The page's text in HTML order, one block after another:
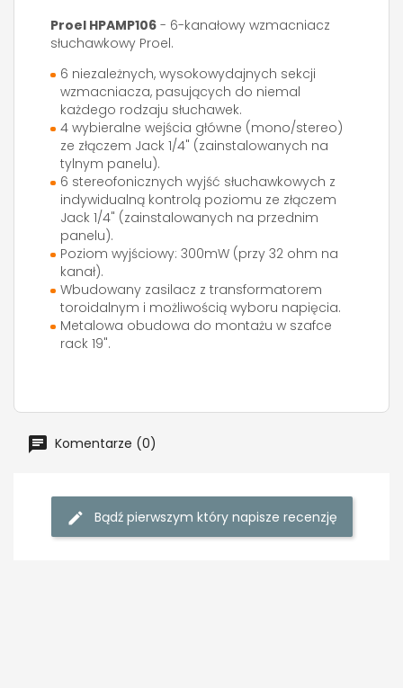
Proel HPAMP106 - 6-kanałowy wzmacniacz
słuchawkowy Proel.
6 niezależnych, wysokowydajnych sekcji
wzmacniacza, pasujących do niemal
każdego rodzaju słuchawek.
4 wybieralne wejścia główne (mono/stereo)
ze złączem Jack 1/4" (zainstalowanych na
tylnym panelu).
6 stereofonicznych wyjść słuchawkowych z
indywidualną kontrolą poziomu ze złączem
Jack 1/4" (zainstalowanych na przednim
panelu).
Poziom wyjściowy: 300mW (przy 32 ohm na
kanał).
Wbudowany zasilacz z transformatorem
toroidalnym i możliwością wyboru napięcia.
Metalowa obudowa do montażu w szafce
rack 19".
Komentarze (0)
Bądź pierwszym który napisze recenzję